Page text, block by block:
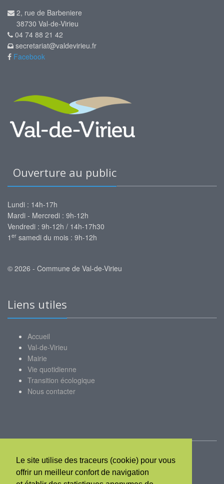
Le site utilise des traceurs (cookie) pour vous
offrir un meilleur confort de navigation
2, rue de Barbeniere
38730 Val-de-Virieu
04 74 88 21 42
secretariat@valdevirieu.fr
Facebook
Ouverture au public
Lundi : 14h-17h
Mardi - Mercredi : 9h-12h
Vendredi : 9h-12h / 14h-17h30
1 er samedi du mois : 9h-12h
© 2026 - Commune de Val-de-Virieu
Liens utiles
Accueil
Val-de-Virieu
Mairie
Vie quotidienne
Transition écologique
Nous contacter
Mon compte
Mentions légales
Politique de confidentialité